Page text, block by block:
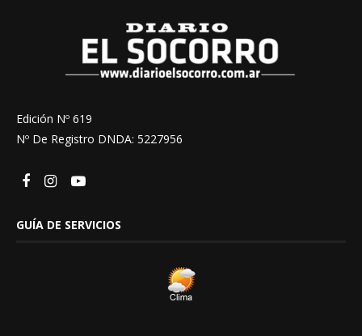
Edición Nº 619
Nº De Registro DNDA: 5227956
GUÍA DE SERVICIOS